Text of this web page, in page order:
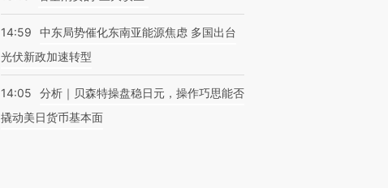
14:59
中东局势催化东南亚能源焦虑 多国出台
光伏新政加速转型
14:05
分析｜贝森特操盘稳日元，操作巧思能否
撬动美日货币基本面